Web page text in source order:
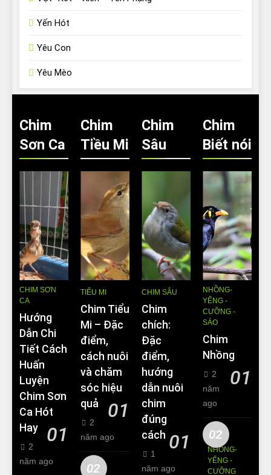
Yến Hót
Yêu Con
Yêu Mèo
Chim
Sơn Ca
CHIM SƠN
CA
Hướng
Dẫn Chi
Tiết Cách
Huấn
Luyện
Chim Sơn
Ca Hót
Hay
01
2
năm ago
Chim
Tiều Mi
TIỂU MI
Chim Tiểu
Mi – Đặc
điểm,
cách nuôi
và chăm
sóc hiệu
quả
01
2
năm ago
02
Chim
Sâu
CHIM SÂU
Chim
chích:
Đặc
điểm,
hướng
dẫn nuôi
chim
đúng
cách 01
1
năm ago
Chim
Biết nói
NHỒNG-
YỂNG -
CƯỠNG -
SÁO
Chim
Nhồng
01
2
năm
ago
02
NHỒNG-
YỂNG -
CƯỠNG